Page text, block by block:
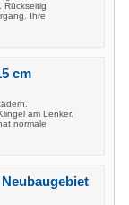
Rückseitig
Ihre
cm
am Lenker.
normale